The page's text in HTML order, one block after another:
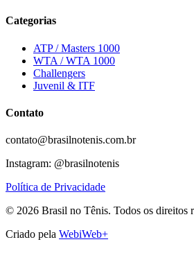
Categorias
ATP / Masters 1000
WTA / WTA 1000
Challengers
Juvenil & ITF
Contato
contato@brasilnotenis.com.br
Instagram: @brasilnotenis
Política de Privacidade
© 2026 Brasil no Tênis. Todos os direitos
Criado pela WebiWeb+